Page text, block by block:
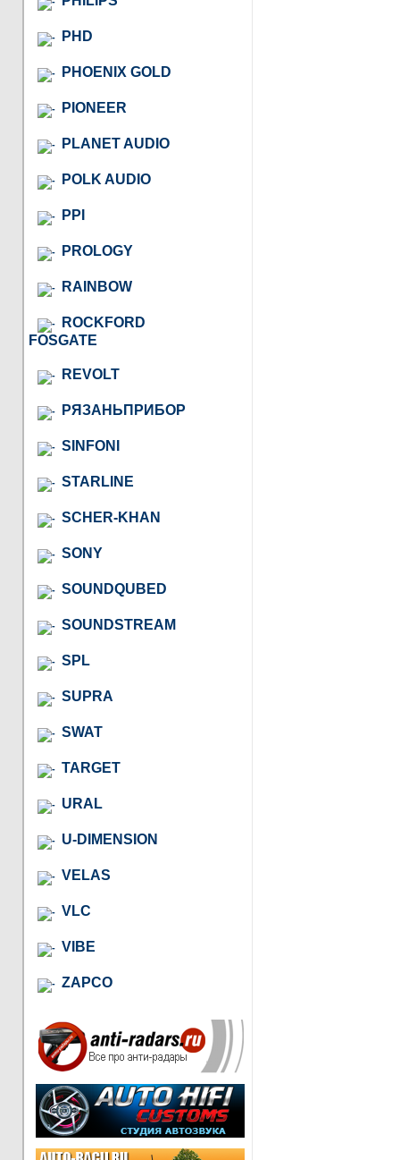
PHD
PHOENIX GOLD
PIONEER
PLANET AUDIO
POLK AUDIO
PPI
PROLOGY
RAINBOW
ROCKFORD
FOSGATE
REVOLT
РЯЗАНЬПРИБОР
SINFONI
STARLINE
SCHER-KHAN
SONY
SOUNDQUBED
SOUNDSTREAM
SPL
SUPRA
SWAT
TARGET
URAL
U-DIMENSION
VELAS
VLC
VIBE
ZAPCO